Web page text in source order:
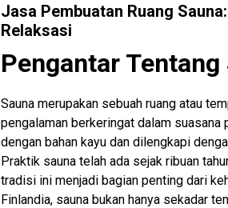
Jasa Pembuatan Ruang
Relaksasi
Pengantar Tentang
Sauna merupakan sebuah ruang atau
pengalaman berkeringat dalam suasana
dengan bahan kayu dan dilengkapi
Praktik sauna telah ada sejak ribuan
tradisi ini menjadi bagian penting dari
Finlandia, sauna bukan hanya sekadar